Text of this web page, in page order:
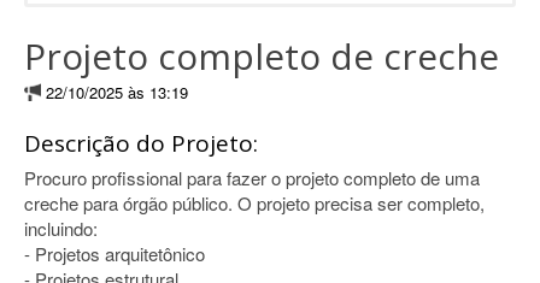
Projeto completo de creche
22/10/2025 às 13:19
Descrição do Projeto:
Procuro profissional para fazer o projeto completo de uma
creche para órgão público. O projeto precisa ser completo,
incluindo:
- Projetos arquitetônico